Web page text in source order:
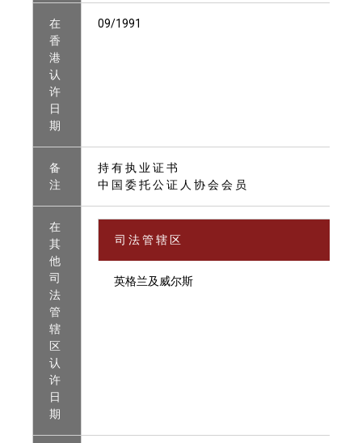
在
香
港
认
许
日
期
09/1991
备
注
持 有 执 业 证 书
中 国 委 托 公 证 人 协 会 会 员
在
其
他
司
法
管
辖
区
认
许
日
期
司 法 管 辖 区
英格兰及威尔斯